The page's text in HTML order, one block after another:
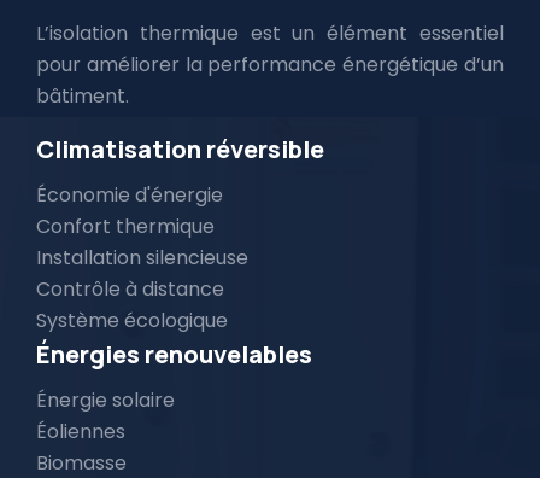
L’isolation thermique est un élément essentiel
pour améliorer la performance énergétique d’un
bâtiment.
Climatisation réversible
Économie d'énergie
Confort thermique
Installation silencieuse
Contrôle à distance
Système écologique
Énergies renouvelables
Énergie solaire
Éoliennes
Biomasse